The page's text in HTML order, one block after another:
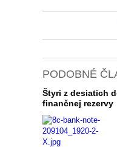
PODOBNÉ
Štyri z desiatich
finančnej rezervy